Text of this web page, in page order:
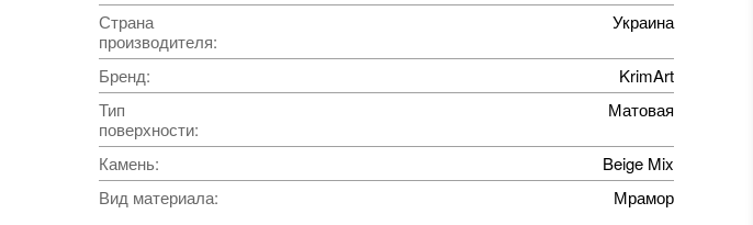
Страна
производителя:
Украина
Бренд:
KrimArt
Тип
поверхности:
Матовая
Камень:
Beige Mix
Вид материала: Мрамор